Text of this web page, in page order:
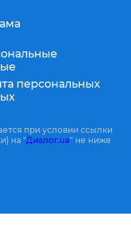
персональных
при условии ссылки
на "Диалог.ua" не ниже